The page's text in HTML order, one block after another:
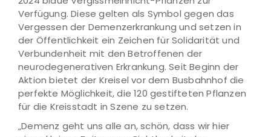
Verfügung. Diese gelten als Symbol gegen das
Vergessen der Demenzerkrankung und setzen in
der Öffentlichkeit ein Zeichen für Solidarität und
Verbundenheit mit den Betroffenen der
neurodegenerativen Erkrankung. Seit Beginn der
Aktion bietet der Kreisel vor dem Busbahnhof die
perfekte Möglichkeit, die 120 gestifteten Pflanzen
für die Kreisstadt in Szene zu setzen.
„Demenz geht uns alle an, schön, dass wir hier